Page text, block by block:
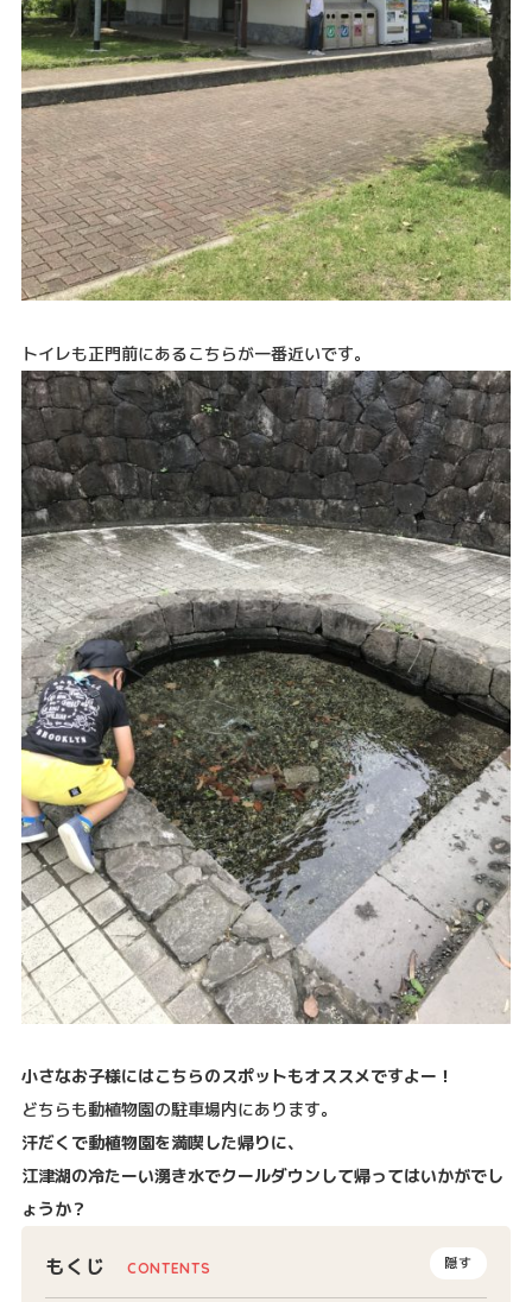
トイレも正門前にあるこちらが一番近いです。
小さなお子様にはこちらのスポットもオススメですよー！
どちらも動植物園の駐車場内にあります。
汗だくで動植物園を満喫した帰りに、
江津湖の冷たーい湧き水でクールダウンして帰ってはいかがでし
ょうか？
もくじ 隠す